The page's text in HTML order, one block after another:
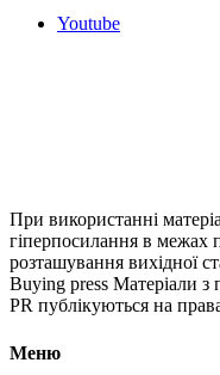
Youtube
При використанні
гіперпосилання в межах
розташування вихідної
Buying press Матеріали
PR публікуються на
Меню